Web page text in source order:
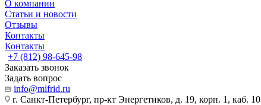
О компании
Статьи и новости
Отзывы
Контакты
Контакты
+7 (812) 98-645-98
Заказать звонок
Задать вопрос
info@mifrid.ru
г. Санкт-Петербург, пр-кт Энергетиков, д. 19, корп. 1, каб. 10